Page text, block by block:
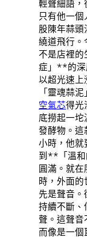
輕聲細語，
只有他一
股陳年蒜頭
繞道飛行。
不是店裡
症」**的深
以超光速上
「靈魂蒜
空氣芯得光
底撈起一坨
發酵物。這
小時，他就
到**「溫和
圓滿。就
時，外面
先是聲音。
持續不斷
聲。這聲音
而像是一個